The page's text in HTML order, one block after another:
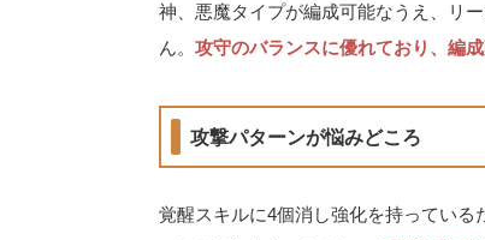
神、悪魔タイプが編成可能なうえ、リ
ん。 攻守のバランスに優れており、編
攻撃パターンが悩みどころ
覚醒スキルに4個消し強化を持ってい